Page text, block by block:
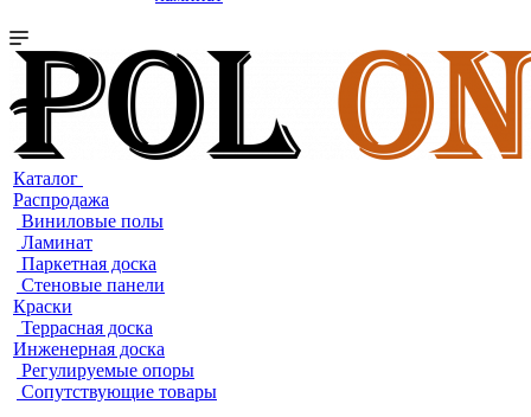
Каталог
Распродажа
Виниловые полы
Ламинат
Паркетная доска
Стеновые панели
Краски
Террасная доска
Инженерная доска
Регулируемые опоры
Сопутствующие товары